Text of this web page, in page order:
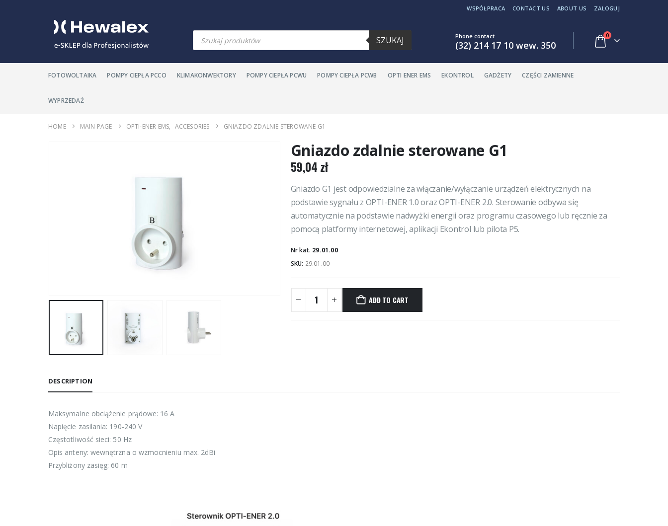
WSPÓŁPRACA CONTACT US ABOUT US ZALOGUJ
Products
search SZUKAJ Phone contact
(32) 214 17 10 wew. 350
0
FOTOWOLTAIKA POMPY CIEPŁA PCCO KLIMAKONWEKTORY POMPY CIEPŁA PCWU POMPY CIEPŁA PCWB OPTI ENER EMS EKONTROL GADŻETY CZĘŚCI ZAMIENNE
WYPRZEDAŻ
HOME MAIN PAGE OPTI-ENER EMS, ACCESORIES GNIAZDO ZDALNIE STEROWANE G1
Gniazdo zdalnie sterowane G1
59,04zł
Gniazdo G1 jest odpowiedzialne za włączanie/wyłączanie urządzeń elektrycznych na
podstawie sygnału z OPTI-ENER 1.0 oraz OPTI-ENER 2.0. Sterowanie odbywa się
automatycznie na podstawie nadwyżki energii oraz programu czasowego lub ręcznie za
pomocą platformy internetowej, aplikacji Ekontrol lub pilota P5.
Nr kat. 29.01.00
SKU: 29.01.00
ADD TO CART
DESCRIPTION
Maksymalne obciążenie prądowe: 16 A
Napięcie zasilania: 190-240 V
Częstotliwość sieci: 50 Hz
Opis anteny: wewnętrzna o wzmocnieniu max. 2dBi
Przybliżony zasięg: 60 m